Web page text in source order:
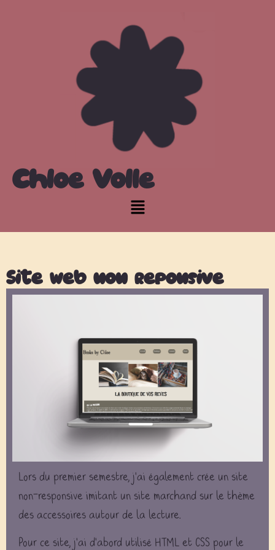
Chloé Volle
Site web non reponsive
Lors du premier semestre, j’ai également crée un site
non-responsive imitant un site marchand sur le thème
des accessoires autour de la lecture.
Pour ce site, j’ai d’abord utilisé HTML et CSS pour le